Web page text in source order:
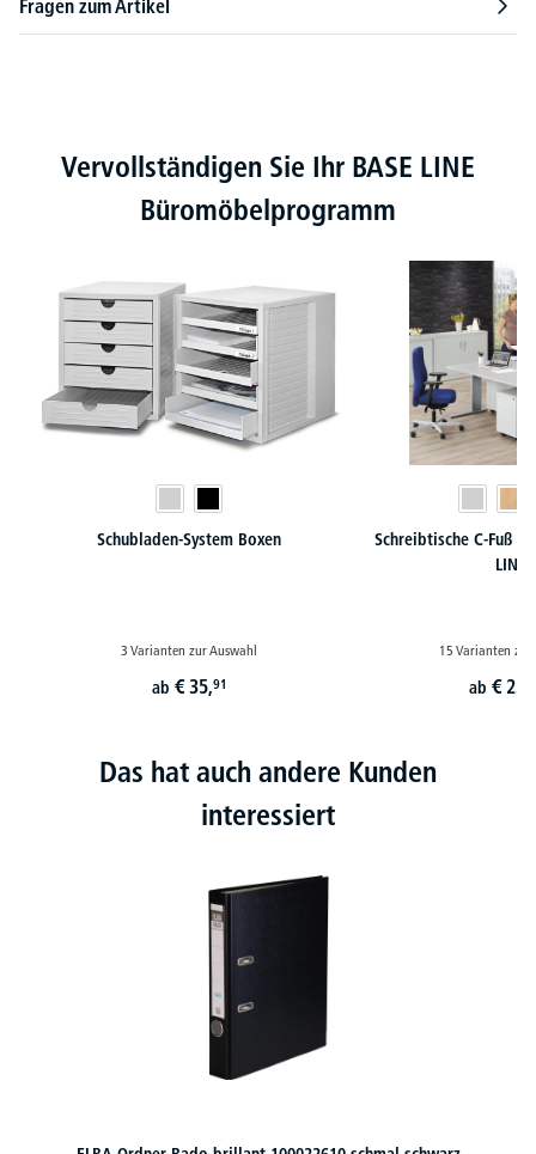
Fragen zum Artikel
Produktgalerie überspringen
Vervollständigen Sie Ihr BASE LINE
Büromöbelprogramm
Schubladen-System Boxen
3 Varianten zur Auswahl
ab € 35,91
Schreibtische C-Fuß
LINE
15 Varianten zur
ab €
Das hat auch andere Kunden
interessiert